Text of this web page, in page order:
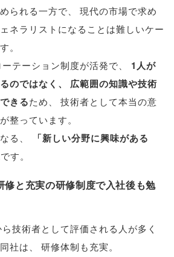
られる一方で
現代の市場で求め
ネラリストになることは難しいケー
。
テーション制度が活発で
1人が
のではなく 、
広範囲の知識や技術
きるため
技術者として本当の意
整っています。
る
「新しい分野に興味がある
す。
修と充実の研修制度で入社後も勉
技術者として評価される人が多く
社は
研修体制も充実。